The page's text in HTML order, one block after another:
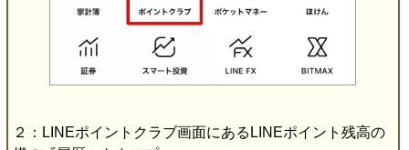
２：LINEポイントクラブ画面にあるLINEポイント残高の